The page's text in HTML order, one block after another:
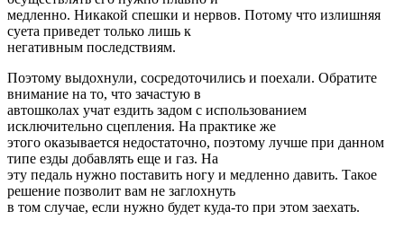
медленно. Никакой спешки и нервов. Потому что излишняя
суета приведет только лишь к
негативным последствиям.
Поэтому выдохнули, сосредоточились и поехали. Обратите
внимание на то, что зачастую в
автошколах учат ездить задом с использованием
исключительно сцепления. На практике же
этого оказывается недостаточно, поэтому лучше при данном
типе езды добавлять еще и газ. На
эту педаль нужно поставить ногу и медленно давить. Такое
решение позволит вам не заглохнуть
в том случае, если нужно будет куда-то при этом заехать.